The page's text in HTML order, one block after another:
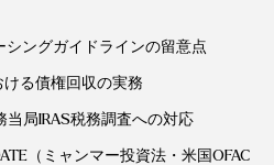
シングガイドラインの留意点
る債権回収の実務
当局IRAS税務調査への対応
（ミャンマー投資法・米国OFAC